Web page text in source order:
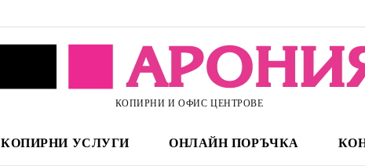
КОПИРНИ И ОФИС ЦЕНТРОВЕ
КОПИРНИ УСЛУГИ ОНЛАЙН ПОРЪЧКА